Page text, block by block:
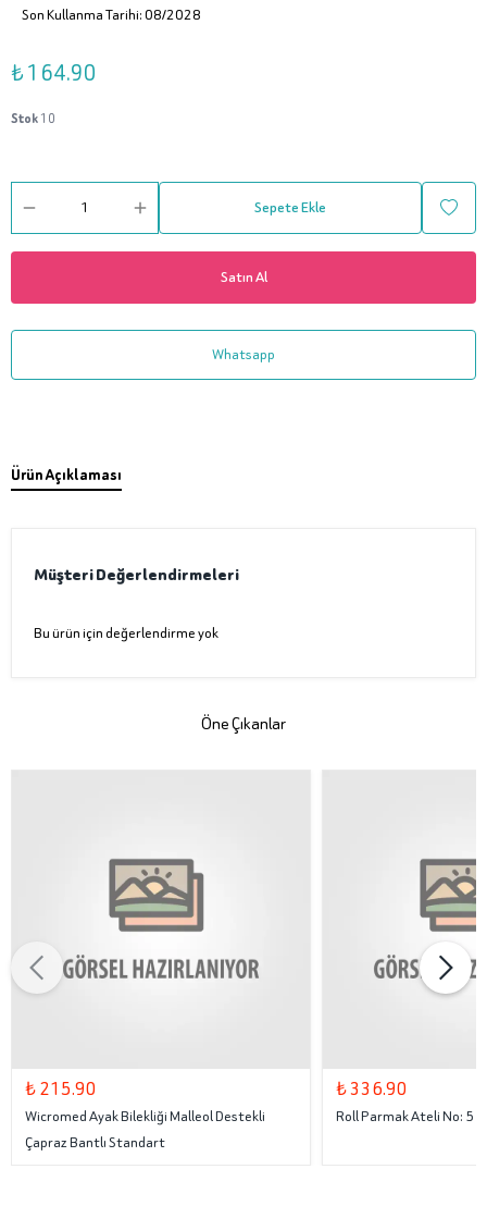
Son Kullanma Tarihi: 08/2028
₺ 164.90
Stok10
Sepete Ekle
Satın Al
Whatsapp
Ürün Açıklaması
Müşteri Değerlendirmeleri
Bu ürün için değerlendirme yok
Öne Çıkanlar
₺ 215.90
Wicromed Ayak Bilekliği Malleol Destekli
Çapraz Bantlı Standart
₺ 336.90
Roll Parmak Ateli No: 5